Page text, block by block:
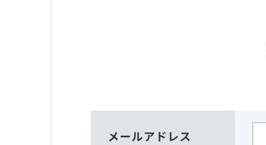
メールアドレス